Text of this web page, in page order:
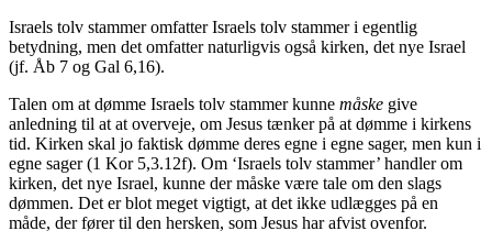
Israels tolv stammer omfatter Israels tolv stammer i egentlig
betydning, men det omfatter naturligvis også kirken, det nye Israel
(jf. Åb 7 og Gal 6,16).
Talen om at dømme Israels tolv stammer kunne måske give
anledning til at at overveje, om Jesus tænker på at dømme i kirkens
tid. Kirken skal jo faktisk dømme deres egne i egne sager, men kun i
egne sager (1 Kor 5,3.12f). Om ‘Israels tolv stammer’ handler om
kirken, det nye Israel, kunne der måske være tale om den slags
dømmen. Det er blot meget vigtigt, at det ikke udlægges på en
måde, der fører til den hersken, som Jesus har afvist ovenfor.